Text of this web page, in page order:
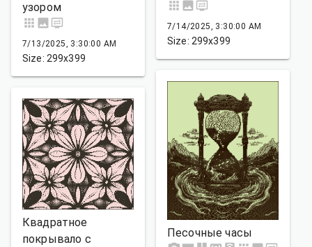
7/14/2025, 3:30:00 AM
Size: 299x399
узором
7/13/2025, 3:30:00 AM
Size: 299x399
Песочные часы
Квадратное
покрывало с